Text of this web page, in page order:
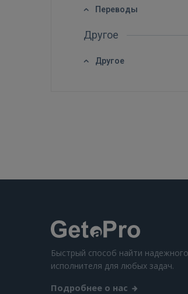
Переводы
Другое
Другое
Быстрый способ найти надежного
исполнителя для любых задач.
Подробнее о нас